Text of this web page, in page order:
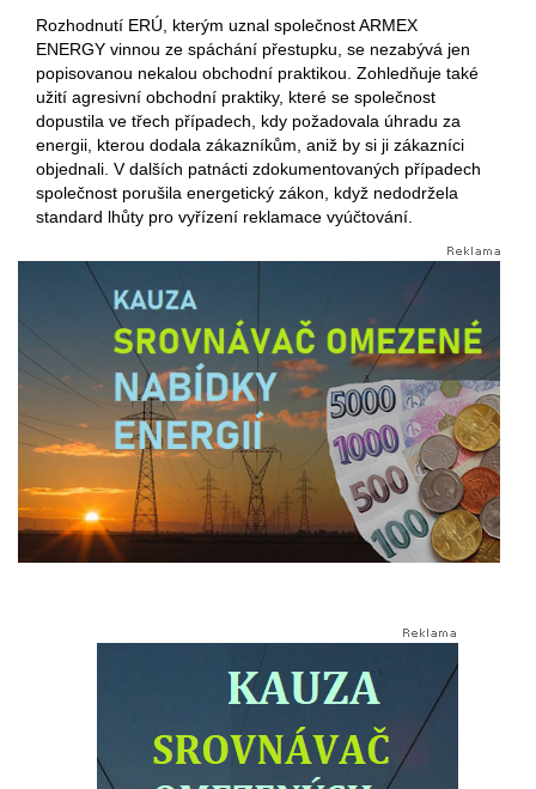
Rozhodnutí ERÚ, kterým uznal společnost ARMEX
ENERGY vinnou ze spáchání přestupku, se nezabývá jen
popisovanou nekalou obchodní praktikou. Zohledňuje také
užití agresivní obchodní praktiky, které se společnost
dopustila ve třech případech, kdy požadovala úhradu za
energii, kterou dodala zákazníkům, aniž by si ji zákazníci
objednali. V dalších patnácti zdokumentovaných případech
společnost porušila energetický zákon, když nedodržela
standard lhůty pro vyřízení reklamace vyúčtování.